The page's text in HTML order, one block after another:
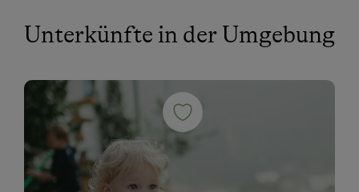
Unterkünfte in der Umgebung